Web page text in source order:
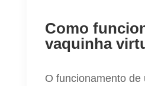
Como
vaquinha
O funcionamento de